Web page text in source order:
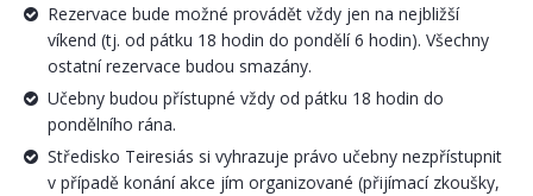
Rezervace bude možné provádět vždy jen na nejbližší
víkend (tj. od pátku 18 hodin do pondělí 6 hodin). Všechny
ostatní rezervace budou smazány.
Učebny budou přístupné vždy od pátku 18 hodin do
pondělního rána.
Středisko Teiresiás si vyhrazuje právo učebny nezpřístupnit
v případě konání akce jím organizované (přijímací zkoušky,